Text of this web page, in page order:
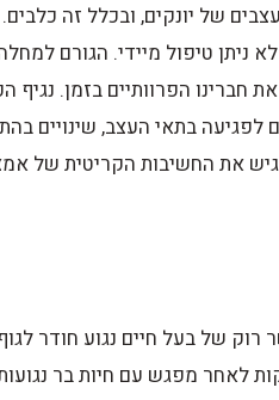
של יונקים, ובכלל זה
ניתן טיפול מיידי. הגורם
חברינו הפרוותיים בזמן.
בתאי העצב, שינויים
את החשיבות הקריטית של
של בעל חיים נגוע חודר
לאחר מפגש עם חיות בר